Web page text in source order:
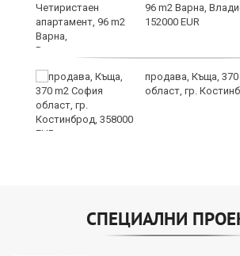
96 m2 Варна,
152000 EUR
продава, Къща,
област, гр.
СПЕЦИАЛНИ